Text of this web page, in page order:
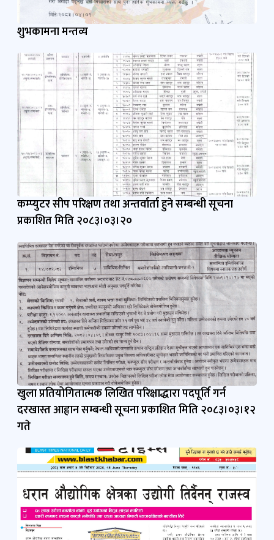
शुभकामना मन्तव्य
कम्प्युटर सीप परिक्षण तथा अन्तर्वार्ता हुने सम्बन्धी सूचना
प्रकाशित मिति २०८३।०३।२०
दरखास्त आह्वान सम्बन्धी सूचना प्रकाशित मिति २०८३।०३।१२
गते